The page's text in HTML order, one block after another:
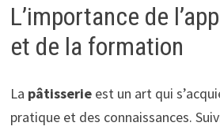
L’importance de
et de la formation
La pâtisserieest un art qui
pratique et des connaissances.